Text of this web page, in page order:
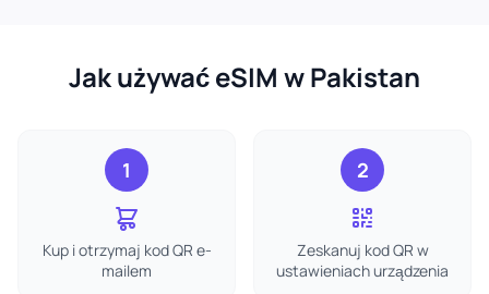
Jak używać eSIM w Pakistan
1
Kup i otrzymaj kod QR e-
mailem
2
Zeskanuj kod QR w
ustawieniach urządzenia